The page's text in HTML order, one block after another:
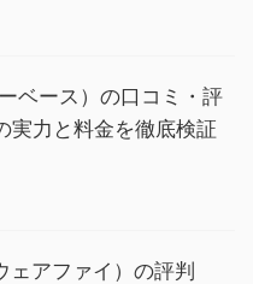
ベース）の口コミ・評
実力と料金を徹底検証
アファイ）の評判